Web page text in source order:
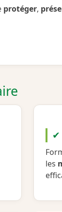
protéger,
✔
les